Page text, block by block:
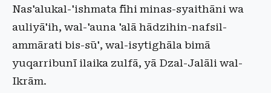
Nas'alukal-'ishmata fīhi minas-syaithāni wa
auliyā'ih, wal-'auna 'alā hādzihin-nafsil-
ammārati bis-sū', wal-isytighāla bimā
yuqarribunī ilaika zulfā, yā Dzal-Jalāli wal-
Ikrām.